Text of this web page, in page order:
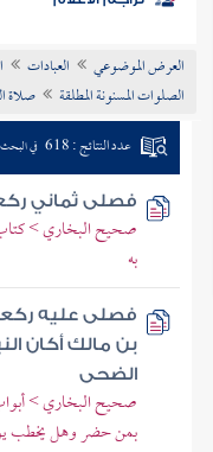
موضوعي
تراجم الأعلام
العرض الموضوعي العبادات
الصلوات المسنونة المطلقة
صلاة
عدد النتائج : 618 في
فصلى ثماني
صحيح البخاري >
به
فصلى عليه
بن مالك أكان
الضحى
صحيح البخاري >
بمن حضر وهل يخطب